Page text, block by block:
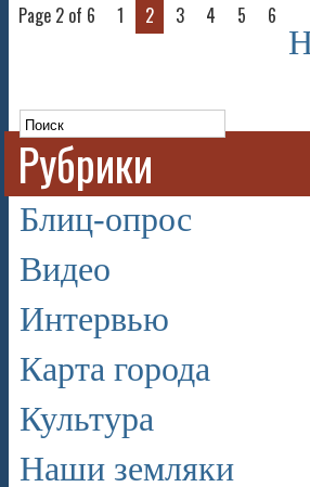
Page 2 of 6 1 2 3 4 5 6
Рубрики
Блиц-опрос
Видео
Интервью
Карта города
Культура
Наши земляки